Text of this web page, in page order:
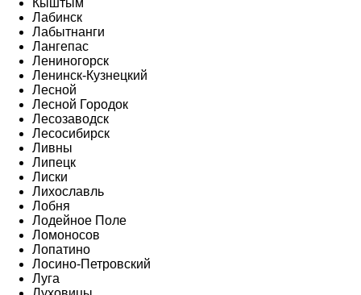
Кыштым
Лабинск
Лабытнанги
Лангепас
Лениногорск
Ленинск-Кузнецкий
Лесной
Лесной Городок
Лесозаводск
Лесосибирск
Ливны
Липецк
Лиски
Лихославль
Лобня
Лодейное Поле
Ломоносов
Лопатино
Лосино-Петровский
Луга